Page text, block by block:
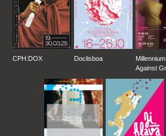
CPH:DOX Doclisboa
Against